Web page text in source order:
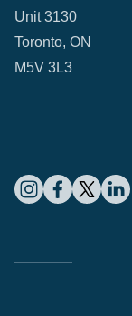
Unit 3130
Toronto, ON
M5V 3L3